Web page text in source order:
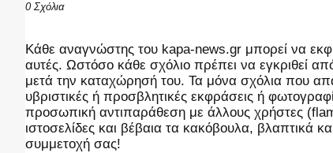
0 Σχόλια
Kάθε αναγνώστης του kapa-news.gr μπορεί να
αυτές. Ωστόσο κάθε σχόλιο πρέπει να εγκριθεί
μετά την καταχώρησή του. Τα μόνα σχόλια που
υβριστικές ή προσβλητικές εκφράσεις ή
προσωπική αντιπαράθεση με άλλους χρήστες
ιστοσελίδες και βέβαια τα κακόβουλα, βλαπτικά
συμμετοχή σας!